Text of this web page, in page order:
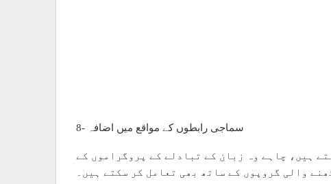
8- سماجی رابطوں کے مواقع میں اضافہ
ہیں، چاہے وہ زبان کے تبادلے کے پروگراموں کے
والی گروپوں کے ساتھ بھی تعامل کر سکتے ہیں۔